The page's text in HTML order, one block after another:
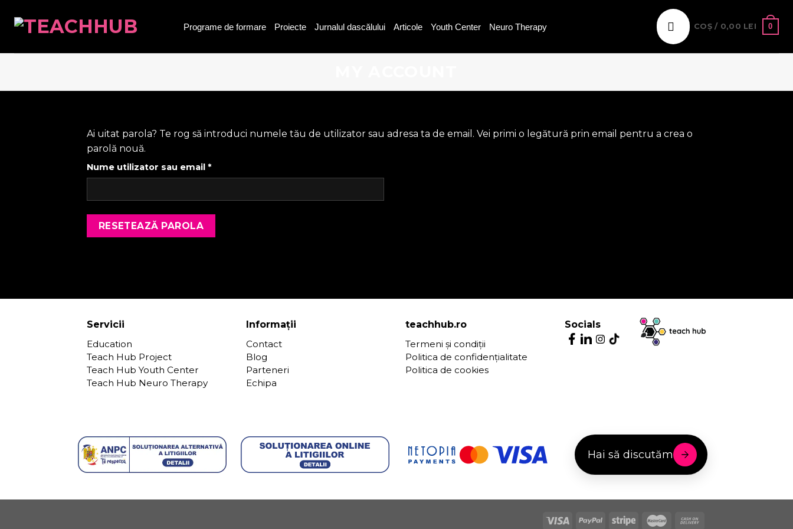
content
Programe de formare Proiecte Jurnalul dascălului Articole Youth Center Neuro Therapy COȘ / 0,00 LEI 0
Ai uitat parola? Te rog să introduci numele tău de utilizator sau adresa ta de email. Vei primi o legătură prin email pentru a crea o
parolă nouă.
Nume utilizator sau email *Obligatoriu
RESETEAZĂ PAROLA
Servicii
Education
Teach Hub Project
Teach Hub Youth Center
Teach Hub Neuro Therapy
Informații
Contact
Blog
Parteneri
Echipa
teachhub.ro
Termeni și condiții
Politica de confidențialitate
Politica de cookies
Socials
Hai să discutăm